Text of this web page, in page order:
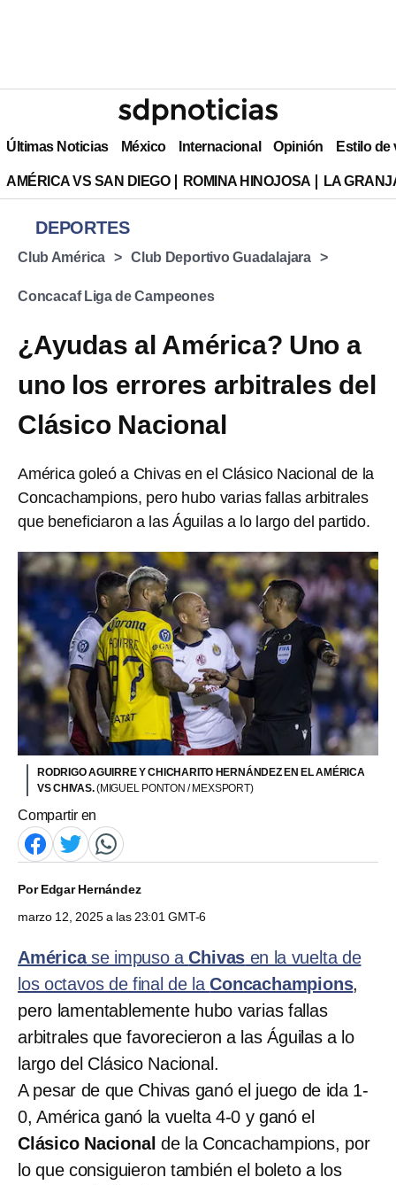
Últimas Noticias México Internacional Opinión Estilo de
AMÉRICA VS SAN DIEGO ROMINA HINOJOSA LA
DEPORTES
Club América Club Deportivo Guadalajara
Concacaf Liga de Campeones
¿Ayudas al América? Uno a
uno los errores arbitrales del
Clásico Nacional
América goleó a Chivas en el Clásico Nacional de la
Concachampions, pero hubo varias fallas arbitrales
que beneficiaron a las Águilas a lo largo del partido.
RODRIGO AGUIRRE Y CHICHARITO HERNÁNDEZ EN EL AMÉRICA
VS CHIVAS.(MIGUEL PONTON / MEXSPORT)
Compartir en
PorEdgar Hernández
marzo 12, 2025 a las 23:01 GMT-6
Américase impuso aChivas en la vuelta de
los octavos de final de laConcachampions,
pero lamentablemente hubo varias fallas
arbitrales que favorecieron a las Águilas a lo
largo del Clásico Nacional.
A pesar de que Chivas ganó el juego de ida 1-
0, América ganó la vuelta 4-0 y ganó el
Clásico Nacional de la Concachampions, por
lo que consiguieron también el boleto a los